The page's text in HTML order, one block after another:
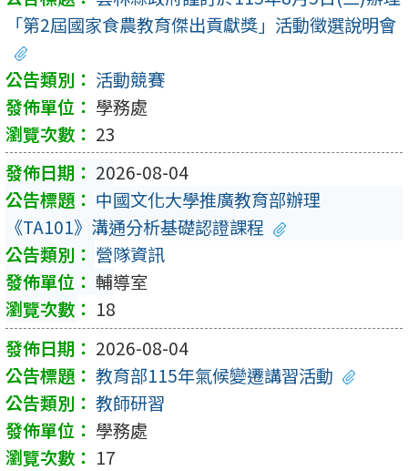
「第2屆國家食農教育傑出貢獻獎」活動徵選說明會
活動競賽
學務處
23
2026-08-04
中國文化大學推廣教育部辦理
《TA101》溝通分析基礎認證課程
營隊資訊
輔導室
18
2026-08-04
教育部115年氣候變遷講習活動
教師研習
學務處
17